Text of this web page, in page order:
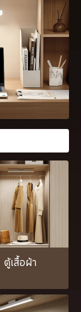
ตู้เสื้อผ้า